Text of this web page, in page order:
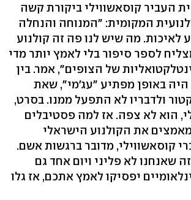
העביר קוסאשווילי ביקורת קשה
המקומית: "המנוחה והנחלה
לאיכות. מה שיש לנו פה זה קולנוע
לספר סיפור בלי לאמץ יותר מדי
של הצופים", אמר. בין
היה באופן מפתיע "עג'מי", שאת
ולדבריו לא התפעל ממנו. בסרט,
הוא לא צפה. אז למה פסטיבלים
את הקולנוע הישראלי
קוסאשווילי, מדובר ברגשות אשם.
שאנחנו לא פליני ויום אחד גם
יפסיקו לאמץ אתכם, אז גלו